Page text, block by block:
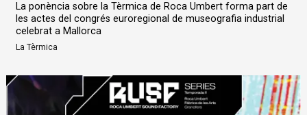
La ponència sobre la Tèrmica de Roca Umbert forma part de
les actes del congrés euroregional de museografia industrial
celebrat a Mallorca
La Tèrmica